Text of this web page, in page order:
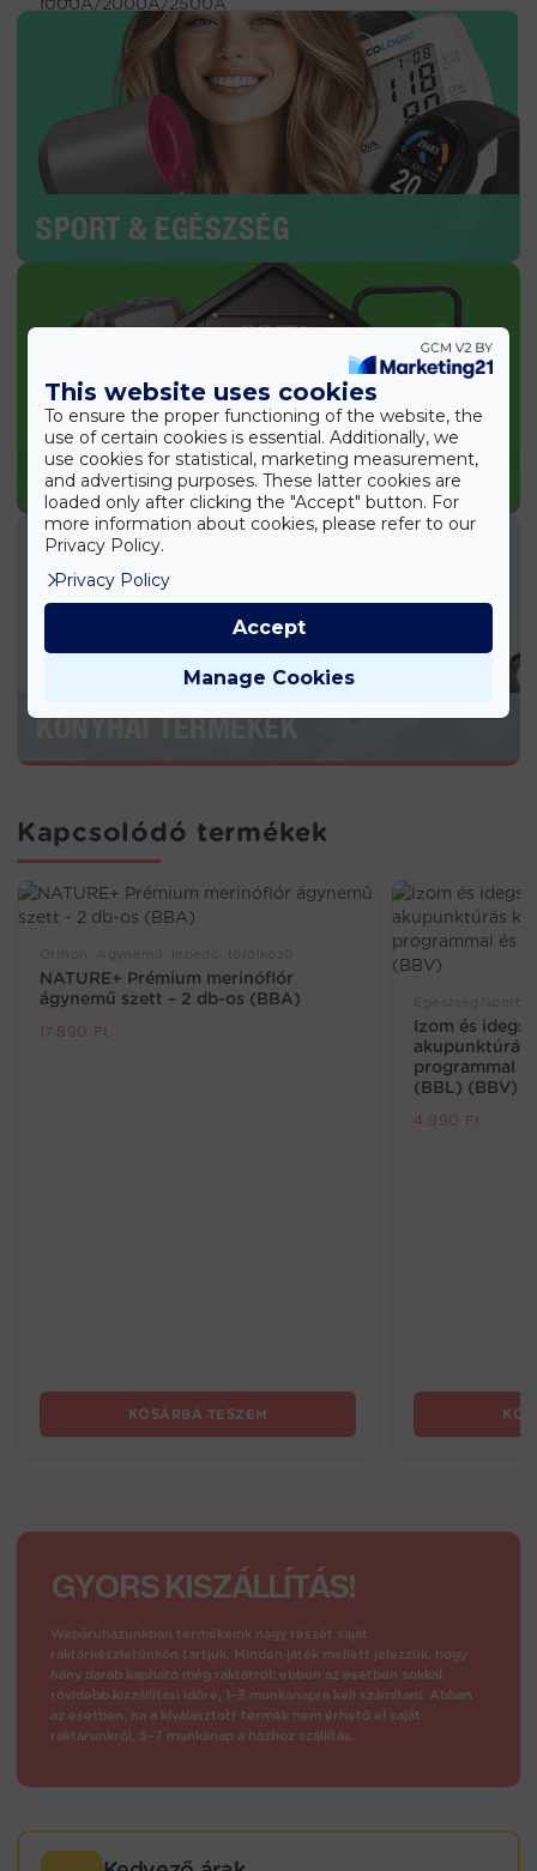
SPORT & EGÉSZSÉG
KERTI TERMÉKEK
KONYHAI TERMÉKEK
Kapcsolódó termékek
NATURE+ Prémium merinóflór
ágynemű szett – 2 db-os (BBA)
17.890 Ft
KOSÁRBA TESZEM
Izom és
akupunktúrás
programmal
(BBL) (BBV)
4.990 Ft
GYORS KISZÁLLÍTÁS!
Webáruházunkban termékeink nagy részét saját
raktárkészletünkön tartjuk. Minden játék mellett jelezzük, hogy
hány darab kapható még raktárról: ebben az esetben sokkal
rövidebb kiszállítási időre, 1–3 munkanapra kell számítani. Abban
az esetben, ha a kiválasztott termék nem érhető el saját
raktárunkról, 5–7 munkanap a házhoz szállítás.
This website uses cookies
To ensure the proper functioning of the website, the
use of certain cookies is essential. Additionally, we
use cookies for statistical, marketing measurement,
and advertising purposes. These latter cookies are
loaded only after clicking the "Accept" button. For
more information about cookies, please refer to our
Privacy Policy.
Privacy Policy
Manage Cookies
Accept